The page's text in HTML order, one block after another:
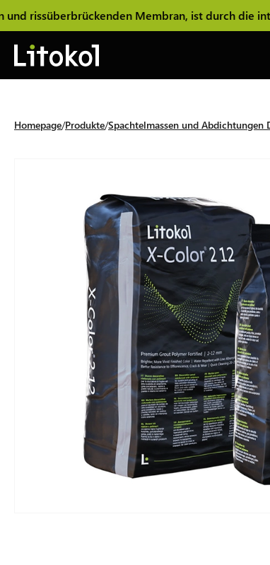
Membran, ist durch die
Homepage Produkte Spachtelmassen und Abdichtungen